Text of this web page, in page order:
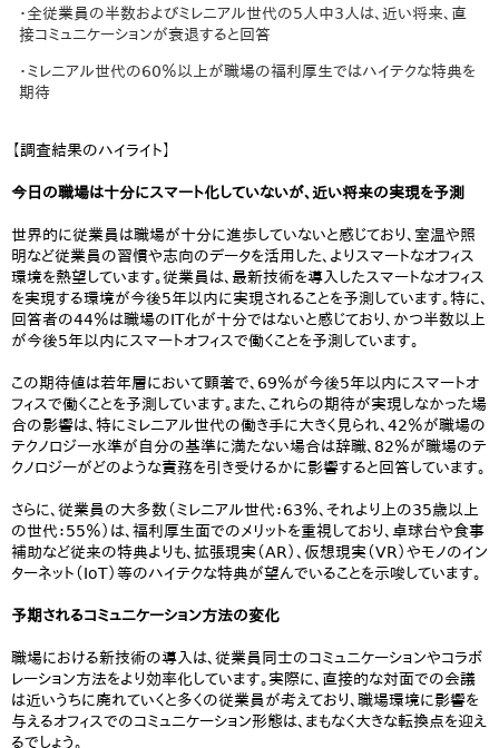
・全従業員の半数およびミレニアル世代の5人中3人は、近い将来、直
接コミュニケーションが衰退すると回答
・ミレニアル世代の60％以上が職場の福利厚生ではハイテクな特典を
期待
【調査結果のハイライト】
今日の職場は十分にスマート化していないが、近い将来の実現を予測
世界的に従業員は職場が十分に進歩していないと感じており、室温や照
明など従業員の習慣や志向のデータを活用した、よりスマートなオフィス
環境を熱望しています。従業員は、最新技術を導入したスマートなオフィス
を実現する環境が今後5年以内に実現されることを予測しています。特に、
回答者の44％は職場のIT化が十分ではないと感じており、かつ半数以上
が今後5年以内にスマートオフィスで働くことを予測しています。
この期待値は若年層において顕著で、69％が今後5年以内にスマートオ
フィスで働くことを予測しています。また、これらの期待が実現しなかった場
合の影響は、特にミレニアル世代の働き手に大きく見られ、42％が職場の
テクノロジー水準が自分の基準に満たない場合は辞職、82％が職場のテ
クノロジーがどのような責務を引き受けるかに影響すると回答しています。
さらに、従業員の大多数（ミレニアル世代：63％、それより上の35歳以上
の世代：55％）は、福利厚生面でのメリットを重視しており、卓球台や食事
補助など従来の特典よりも、拡張現実（AR）、仮想現実（VR）やモノのイン
ターネット（IoT）等のハイテクな特典が望んでいることを示唆しています。
予期されるコミュニケーション方法の変化
職場における新技術の導入は、従業員同士のコミュニケーションやコラボ
レーション方法をより効率化しています。実際に、直接的な対面での会議
は近いうちに廃れていくと多くの従業員が考えており、職場環境に影響を
与えるオフィスでのコミュニケーション形態は、まもなく大きな転換点を迎え
るでしょう。